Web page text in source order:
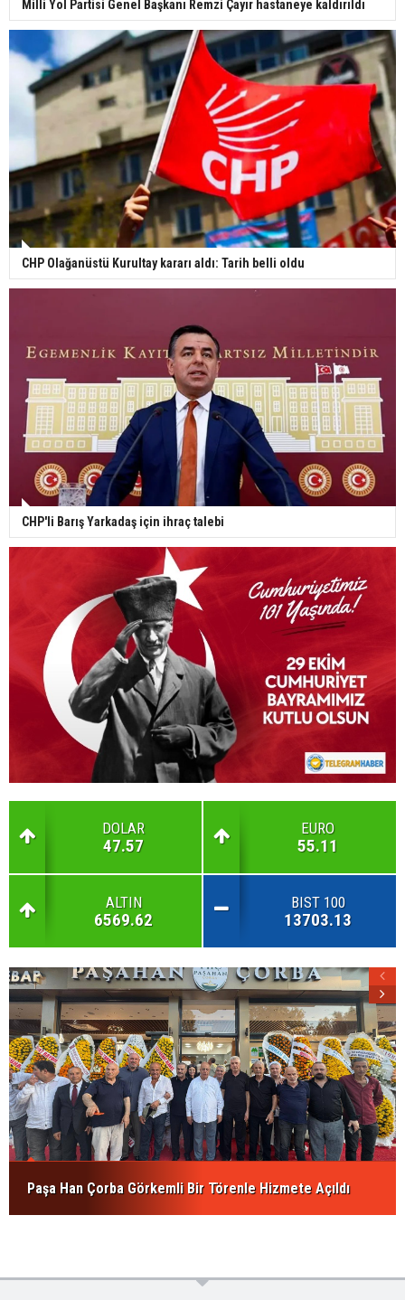
Milli Yol Partisi Genel Başkanı Remzi Çayır hastaneye kaldırıldı
CHP Olağanüstü Kurultay kararı aldı: Tarih belli oldu
CHP'li Barış Yarkadaş için ihraç talebi
DOLAR
47.57
EURO
55.11
ALTIN
6569.62
BIST 100
13703.13
Paşa Han Çorba Görkemli Bir Törenle Hizmete Açıldı